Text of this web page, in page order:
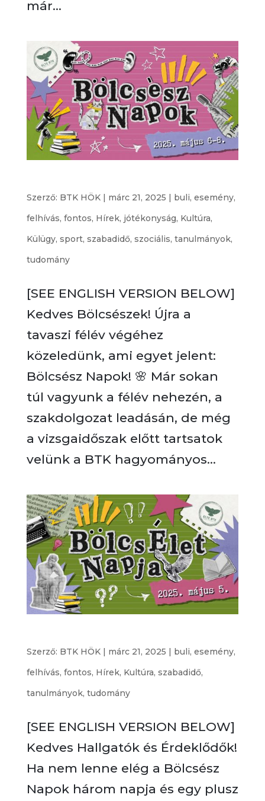
már...
Szerző: BTK HÖK| márc 21, 2025 buli, esemény,
felhívás, fontos, Hírek, jótékonyság, Kultúra,
Külügy, sport, szabadidő, szociális, tanulmányok,
tudomány
[SEE ENGLISH VERSION BELOW]
Kedves Bölcsészek! Újra a
tavaszi félév végéhez
közeledünk, ami egyet jelent:
Bölcsész Napok! 🌸 Már sokan
túl vagyunk a félév nehezén, a
szakdolgozat leadásán, de még
a vizsgaidőszak előtt tartsatok
velünk a BTK hagyományos...
Szerző: BTK HÖK| márc 21, 2025 | buli, esemény,
felhívás, fontos, Hírek, Kultúra, szabadidő,
tanulmányok, tudomány
[SEE ENGLISH VERSION BELOW]
Kedves Hallgatók és Érdeklődők!
Ha nem lenne elég a Bölcsész
Napok három napja és egy plusz